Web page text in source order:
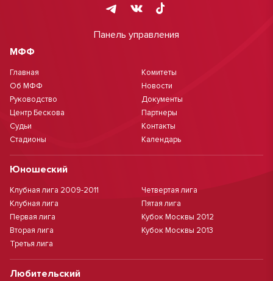
Панель управления
МФФ
Главная
Об МФФ
Руководство
Центр Бескова
Судьи
Стадионы
Комитеты
Новости
Документы
Партнеры
Контакты
Календарь
Юношеский
Клубная лига 2009-2011
Клубная лига
Первая лига
Вторая лига
Третья лига
Четвертая лига
Пятая лига
Кубок Москвы 2012
Кубок Москвы 2013
Любительский